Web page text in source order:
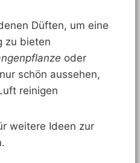
Düften, um eine
zu bieten
oder
schön aussehen,
reinigen
weitere Ideen zur